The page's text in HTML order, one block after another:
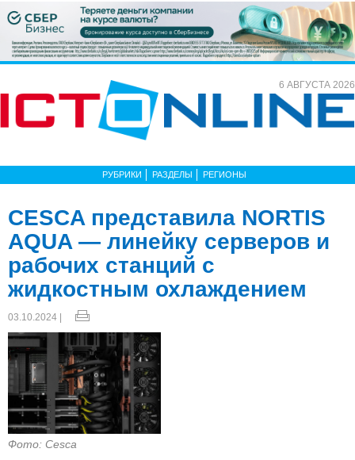
6 АВГУСТА 2026
РУБРИКИ РАЗДЕЛЫ РЕГИОНЫ
CESCA представила NORTIS
AQUA — линейку серверов и
рабочих станций с
жидкостным охлаждением
03.10.2024 |
Фото: Cesca